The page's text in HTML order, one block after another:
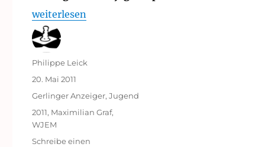
„Württembergische Schachjugendmeisterschaft
weiterlesen
Autor
Philippe Leick
Veröffentlicht
20. Mai 2011
Kategorien
Gerlinger Anzeiger, Jugend
Schlagwörter
2011, Maximilian Graf,
WJEM
Schreibe einen